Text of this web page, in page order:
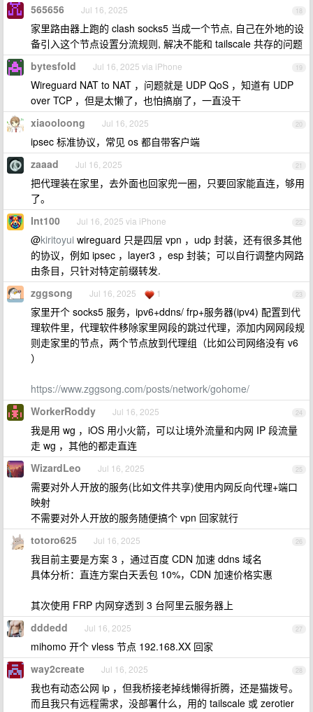
18
565656 Jul 16, 2025
家里路由器上跑的 clash socks5 当成一个节点, 自己在外地的设
备引入这个节点设置分流规则, 解决不能和 tailscale 共存的问题
19
bytesfold Jul 16, 2025 via iPhone
Wireguard NAT to NAT ，问题就是 UDP QoS ，知道有 UDP
over TCP ，但是太懒了，也怕搞崩了，一直没干
20
xiaooloong Jul 16, 2025
ipsec 标准协议，常见 os 都自带客户端
21
zaaad Jul 16, 2025
把代理装在家里，去外面也回家兜一圈，只要回家能直连，够用
了。
22
Int100 Jul 16, 2025 via iPhone
@kiritoyui wireguard 只是四层 vpn ，udp 封装，还有很多其他
的协议，例如 ipsec ，layer3 ，esp 封装；可以自行调整内网路
由条目，只针对特定前缀转发.
23
zggsong Jul 16, 2025 1
家里开个 socks5 服务，ipv6+ddns/ frp+服务器(ipv4) 配置到代
理软件里，代理软件移除家里网段的跳过代理，添加内网网段规
则走家里的节点，两个节点放到代理组（比如公司网络没有 v6
）
https://www.zggsong.com/posts/network/gohome/
24
WorkerRoddy Jul 16, 2025
我是用 wg ，iOS 用小火箭，可以让境外流量和内网 IP 段流量
走 wg ，其他的都走直连
25
WizardLeo Jul 16, 2025
需要对外人开放的服务(比如文件共享)使用内网反向代理+端口
映射
不需要对外人开放的服务随便搞个 vpn 回家就行
26
totoro625 Jul 16, 2025
我目前主要是方案 3 ，通过百度 CDN 加速 ddns 域名
具体分析：直连方案白天丢包 10%，CDN 加速价格实惠
其次使用 FRP 内网穿透到 3 台阿里云服务器上
27
dddedd Jul 16, 2025
mihomo 开个 vless 节点 192.168.XX 回家
28
way2create Jul 16, 2025
我也有动态公网 ip ，但我桥接老掉线懒得折腾，还是猫拨号。
而且我只有远程需求，没部署什么，用的 tailscale 或 zerotier